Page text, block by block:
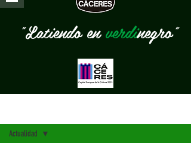
"Latiendo enverdinegro"
Actualidad